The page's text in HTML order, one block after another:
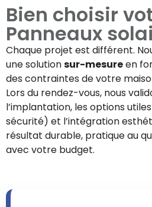
Bien choisir
Panneaux
Chaque projet est différent.
une solutionsur-mesureen
des contraintes de votre
Lors du rendez-vous, nous
l’implantation, les options
sécurité) et l’intégration
résultat durable, pratique au
avec votre budget.